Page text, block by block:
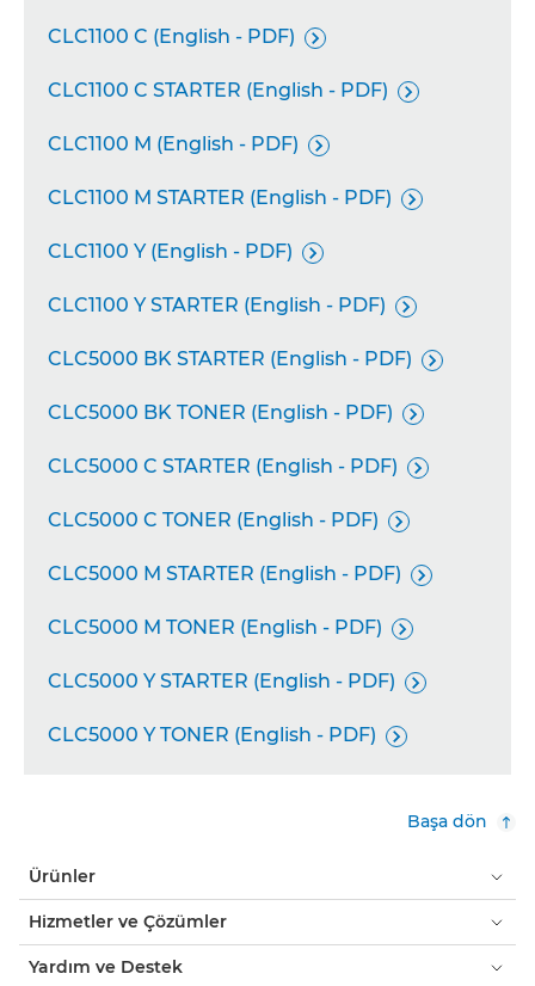
CLC1100 C (English - PDF) 
CLC1100 C STARTER (English - PDF) 
CLC1100 M (English - PDF) 
CLC1100 M STARTER (English - PDF) 
CLC1100 Y (English - PDF) 
CLC1100 Y STARTER (English - PDF) 
CLC5000 BK STARTER (English - PDF) 
CLC5000 BK TONER (English - PDF) 
CLC5000 C STARTER (English - PDF) 
CLC5000 C TONER (English - PDF) 
CLC5000 M STARTER (English - PDF) 
CLC5000 M TONER (English - PDF) 
CLC5000 Y STARTER (English - PDF) 
CLC5000 Y TONER (English - PDF) 
Başa dön
Ürünler
Hizmetler ve Çözümler
Yardım ve Destek